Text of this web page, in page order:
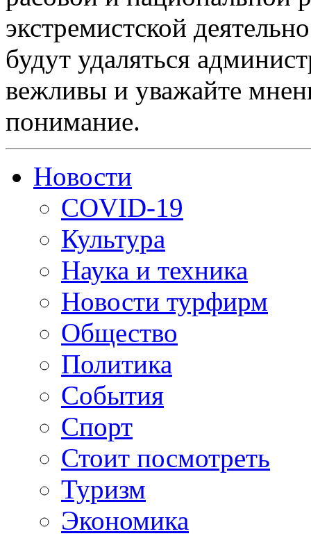
экстремистской
будут удаляться
вежливы и уважайте
понимание.
Новости
COVID-19
Культура
Наука и техника
Новости турфирм
Общество
Политика
События
Спорт
Стоит посмотреть
Туризм
Экономика